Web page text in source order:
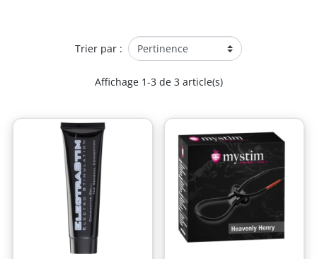
Trier par :
Affichage 1-3 de 3 article(s)